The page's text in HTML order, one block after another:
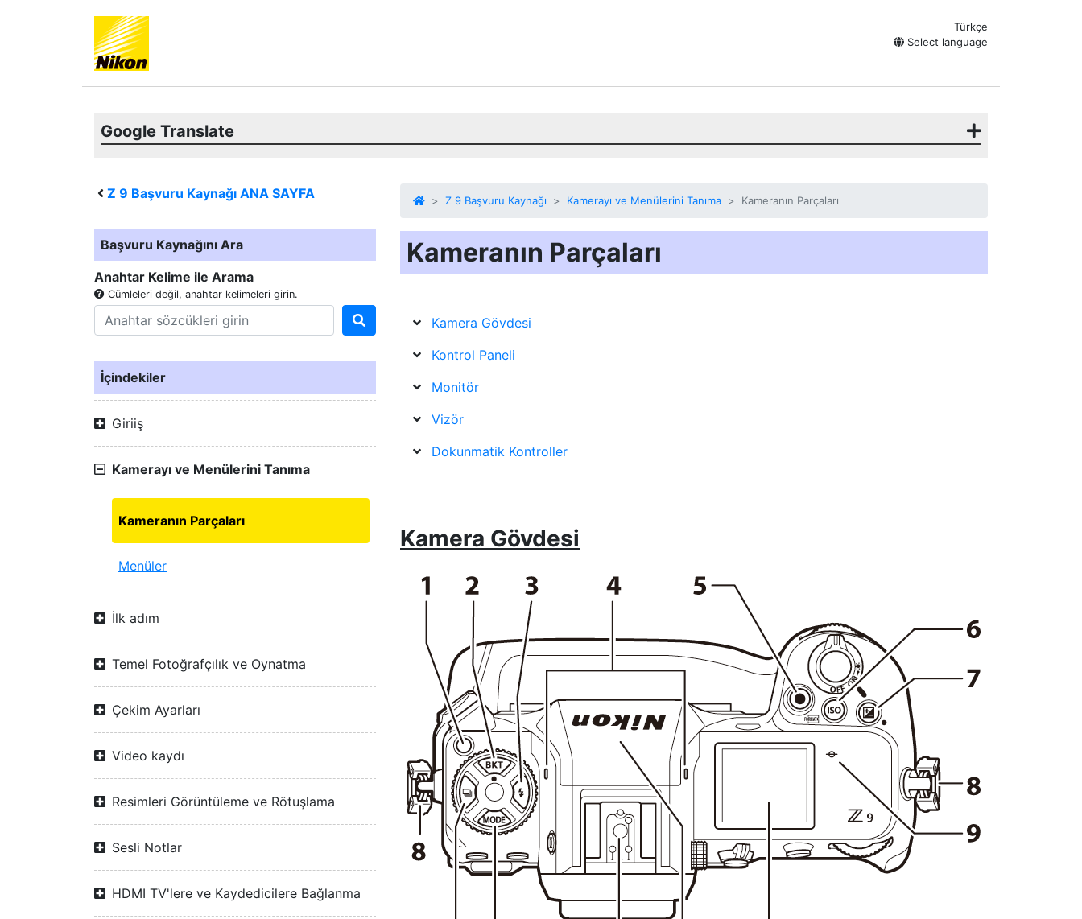
Türkçe
Select language
Google Translate
Z 9 Başvuru Kaynağı ANA SAYFA
Başvuru Kaynağını Ara
Anahtar Kelime ile Arama
Cümleleri değil, anahtar kelimeleri girin.
İçindekiler
Giriiş
Kamerayı ve Menülerini Tanıma
Kameranın Parçaları
Menüler
İlk adım
Temel Fotoğrafçılık ve Oynatma
Çekim Ayarları
Video kaydı
Resimleri Görüntüleme ve Rötuşlama
Sesli Notlar
HDMI TV'lere ve Kaydedicilere Bağlanma
Z 9 Başvuru Kaynağı Kamerayı ve Menülerini Tanıma Kameranın Parçaları
Kameranın Parçaları
Kamera Gövdesi
Kontrol Paneli
Monitör
Vizör
Dokunmatik Kontroller
Kamera Gövdesi